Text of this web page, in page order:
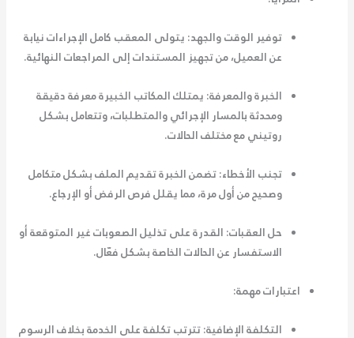
توفير الوقت والجهد: يتولى المعقب كامل الإجراءات نيابة
عن العميل، من تجهيز المستندات إلى المراجعات النهائية.
الخبرة والمعرفة: يمتلك المكاتب الخبيرة معرفة دقيقة
ومحدثة بالمسار الإجرائي والمتطلبات، وتتعامل بشكل
روتيني مع مختلف الحالات.
تجنب الأخطاء:تضمن الخبرة تقديم الملف بشكل متكامل
وصحيح من أول مرة، مما يقلل فرص الرفض أو الإرجاع.
حل العقبات: القدرة على تذليل الصعوبات غير المتوقعة أو
الاستفسار عن الحالات الخاصة بشكل فعّال.
اعتبارات مهمة:
التكلفة الإضافية:تترتب تكلفة على الخدمة بخلاف الرسوم